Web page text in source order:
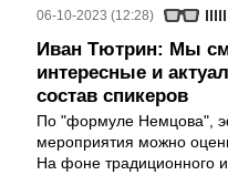
06-10-2023 (12:28)
Иван Тютрин: Мы
интересные и
состав спикеров
По "формуле Немцова",
мероприятия можно
На фоне традиционного